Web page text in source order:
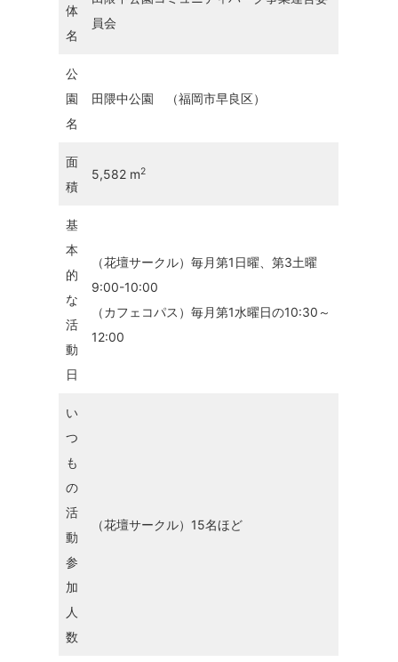
体
名
員会
公
園
名
田隈中公園 （福岡市早良区）
面
積
5,582 m2
基
本
的
な
活
動
日
（花壇サークル）毎月第1日曜、第3土曜
9:00-10:00
（カフェコパス）毎月第1水曜日の10:30～
12:00
い
つ
も
の
活
動
参
加
人
数
（花壇サークル）15名ほど